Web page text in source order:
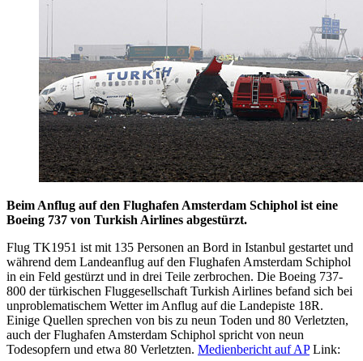
Beim Anflug auf den Flughafen Amsterdam Schiphol ist eine
Boeing 737 von Turkish Airlines abgestürzt.
Flug TK1951 ist mit 135 Personen an Bord in Istanbul gestartet und
während dem Landeanflug auf den Flughafen Amsterdam Schiphol
in ein Feld gestürzt und in drei Teile zerbrochen. Die Boeing 737-
800 der türkischen Fluggesellschaft Turkish Airlines befand sich bei
unproblematischem Wetter im Anflug auf die Landepiste 18R.
Einige Quellen sprechen von bis zu neun Toden und 80 Verletzten,
auch der Flughafen Amsterdam Schiphol spricht von neun
Todesopfern und etwa 80 Verletzten. Medienbericht auf APLink: